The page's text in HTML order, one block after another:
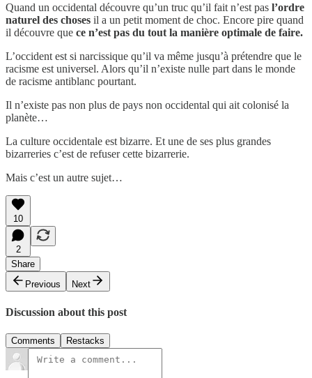
Quand un occidental découvre qu’un truc qu’il fait n’est pas l’ordre
naturel des choses il a un petit moment de choc. Encore pire quand
il découvre que ce n’est pas du tout la manière optimale de faire.
L’occident est si narcissique qu’il va même jusqu’à prétendre que le
racisme est universel. Alors qu’il n’existe nulle part dans le monde
de racisme antiblanc pourtant.
Il n’existe pas non plus de pays non occidental qui ait colonisé la
planète…
La culture occidentale est bizarre. Et une de ses plus grandes
bizarreries c’est de refuser cette bizarrerie.
Mais c’est un autre sujet…
10
2
Share
Previous
Next
Discussion about this post
Comments Restacks